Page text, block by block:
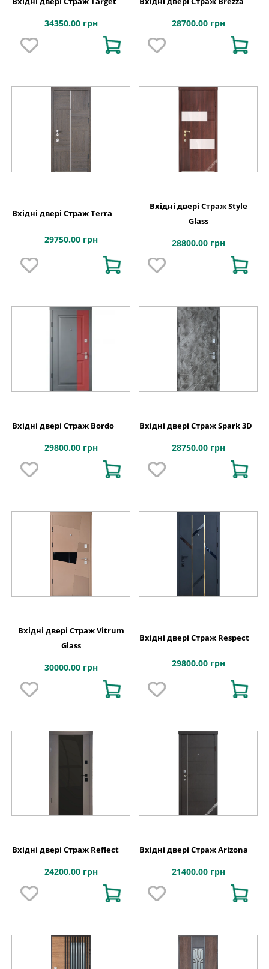
34350.00 грн 28700.00 грн
Вхідні двері Страж Terra
29750.00 грн
Вхідні двері Страж Style
Glass
28800.00 грн
Вхідні двері Страж Bordo
29800.00 грн
Вхідні двері Страж Spark 3D
28750.00 грн
Вхідні двері Страж Vitrum
Glass
30000.00 грн
Вхідні двері Страж Respect
29800.00 грн
Вхідні двері Страж Reflect
24200.00 грн
Вхідні двері Страж Arizona
21400.00 грн